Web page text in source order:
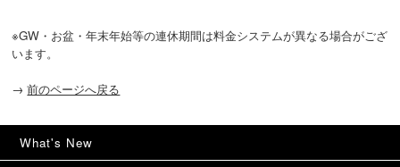
※GW・お盆・年末年始等の連休期間は料金システムが異なる場合がござ
います。
→ 前のページへ戻る
What's New